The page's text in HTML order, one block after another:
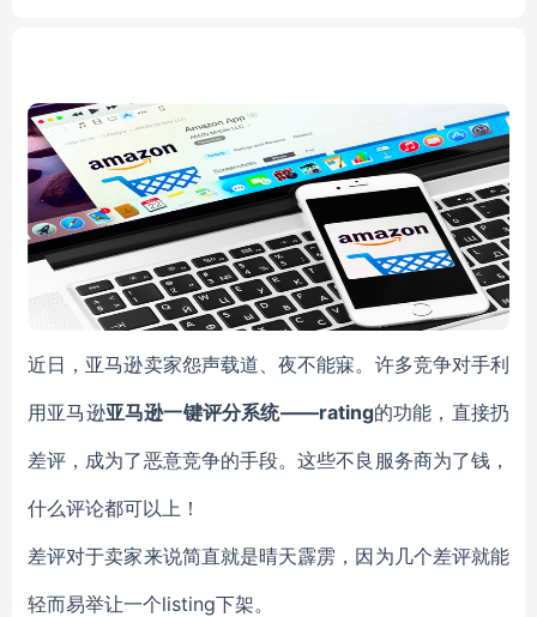
近日，亚马逊卖家怨声载道、夜不能寐。许多竞争对手利
用亚马逊亚马逊一键评分系统——rating的功能，直接扔
差评，成为了恶意竞争的手段。这些不良服务商为了钱，
什么评论都可以上！
差评对于卖家来说简直就是晴天霹雳，因为几个差评就能
轻而易举让一个listing下架。